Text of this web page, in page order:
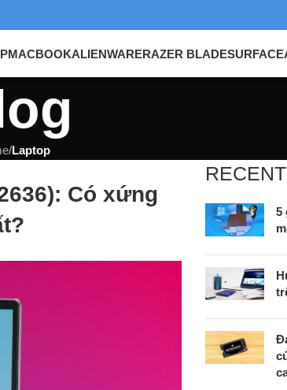
MACBOOKALIENWARERAZER BLADESURFACE
/Laptop
Có xứng
5